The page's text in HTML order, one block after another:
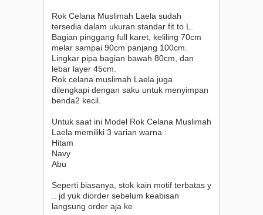
Rok Celana Muslimah Laela sudah
tersedia dalam ukuran standar fit to L.
Bagian pinggang full karet, keliling 70cm
melar sampai 90cm panjang 100cm.
Lingkar pipa bagian bawah 80cm, dan
lebar layer 45cm.
Rok celana muslimah Laela juga
dilengkapi dengan saku untuk menyimpan
benda2 kecil.
Untuk saat ini Model Rok Celana Muslimah
Laela memiliki 3 varian warna :
Hitam
Navy
Abu
Seperti biasanya, stok kain motif terbatas y
.. jd yuk diorder sebelum keabisan
langsung order aja ke